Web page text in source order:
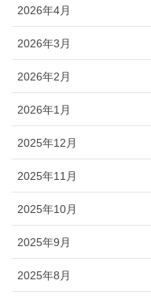
2026年4月
2026年3月
2026年2月
2026年1月
2025年12月
2025年11月
2025年10月
2025年9月
2025年8月